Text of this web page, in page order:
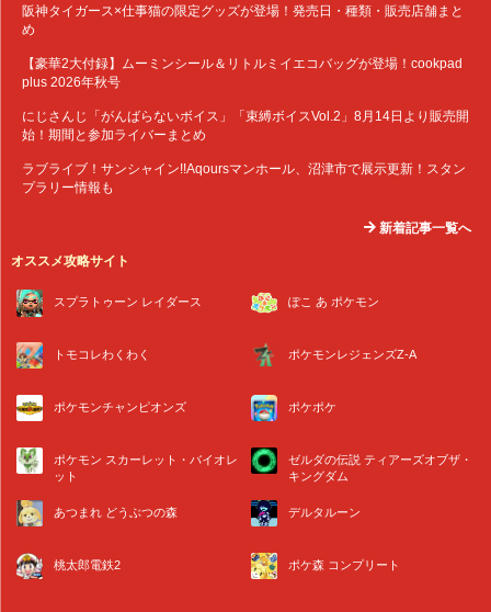
阪神タイガース×仕事猫の限定グッズが登場！発売日・種類・販売店舗まと
め
【豪華2大付録】ムーミンシール＆リトルミイエコバッグが登場！cookpad
plus 2026年秋号
にじさんじ「がんばらないボイス」「束縛ボイスVol.2」8月14日より販売開
始！期間と参加ライバーまとめ
ラブライブ！サンシャイン!!Aqoursマンホール、沼津市で展示更新！スタン
プラリー情報も
新着記事一覧へ
オススメ攻略サイト
スプラトゥーン レイダース ぽこ あ ポケモン
トモコレわくわく ポケモンレジェンズZ-A
ポケモンチャンピオンズ ポケポケ
ポケモン スカーレット・バイオレ
ット
ゼルダの伝説 ティアーズオブザ・
キングダム
あつまれ どうぶつの森 デルタルーン
桃太郎電鉄2 ポケ森 コンプリート